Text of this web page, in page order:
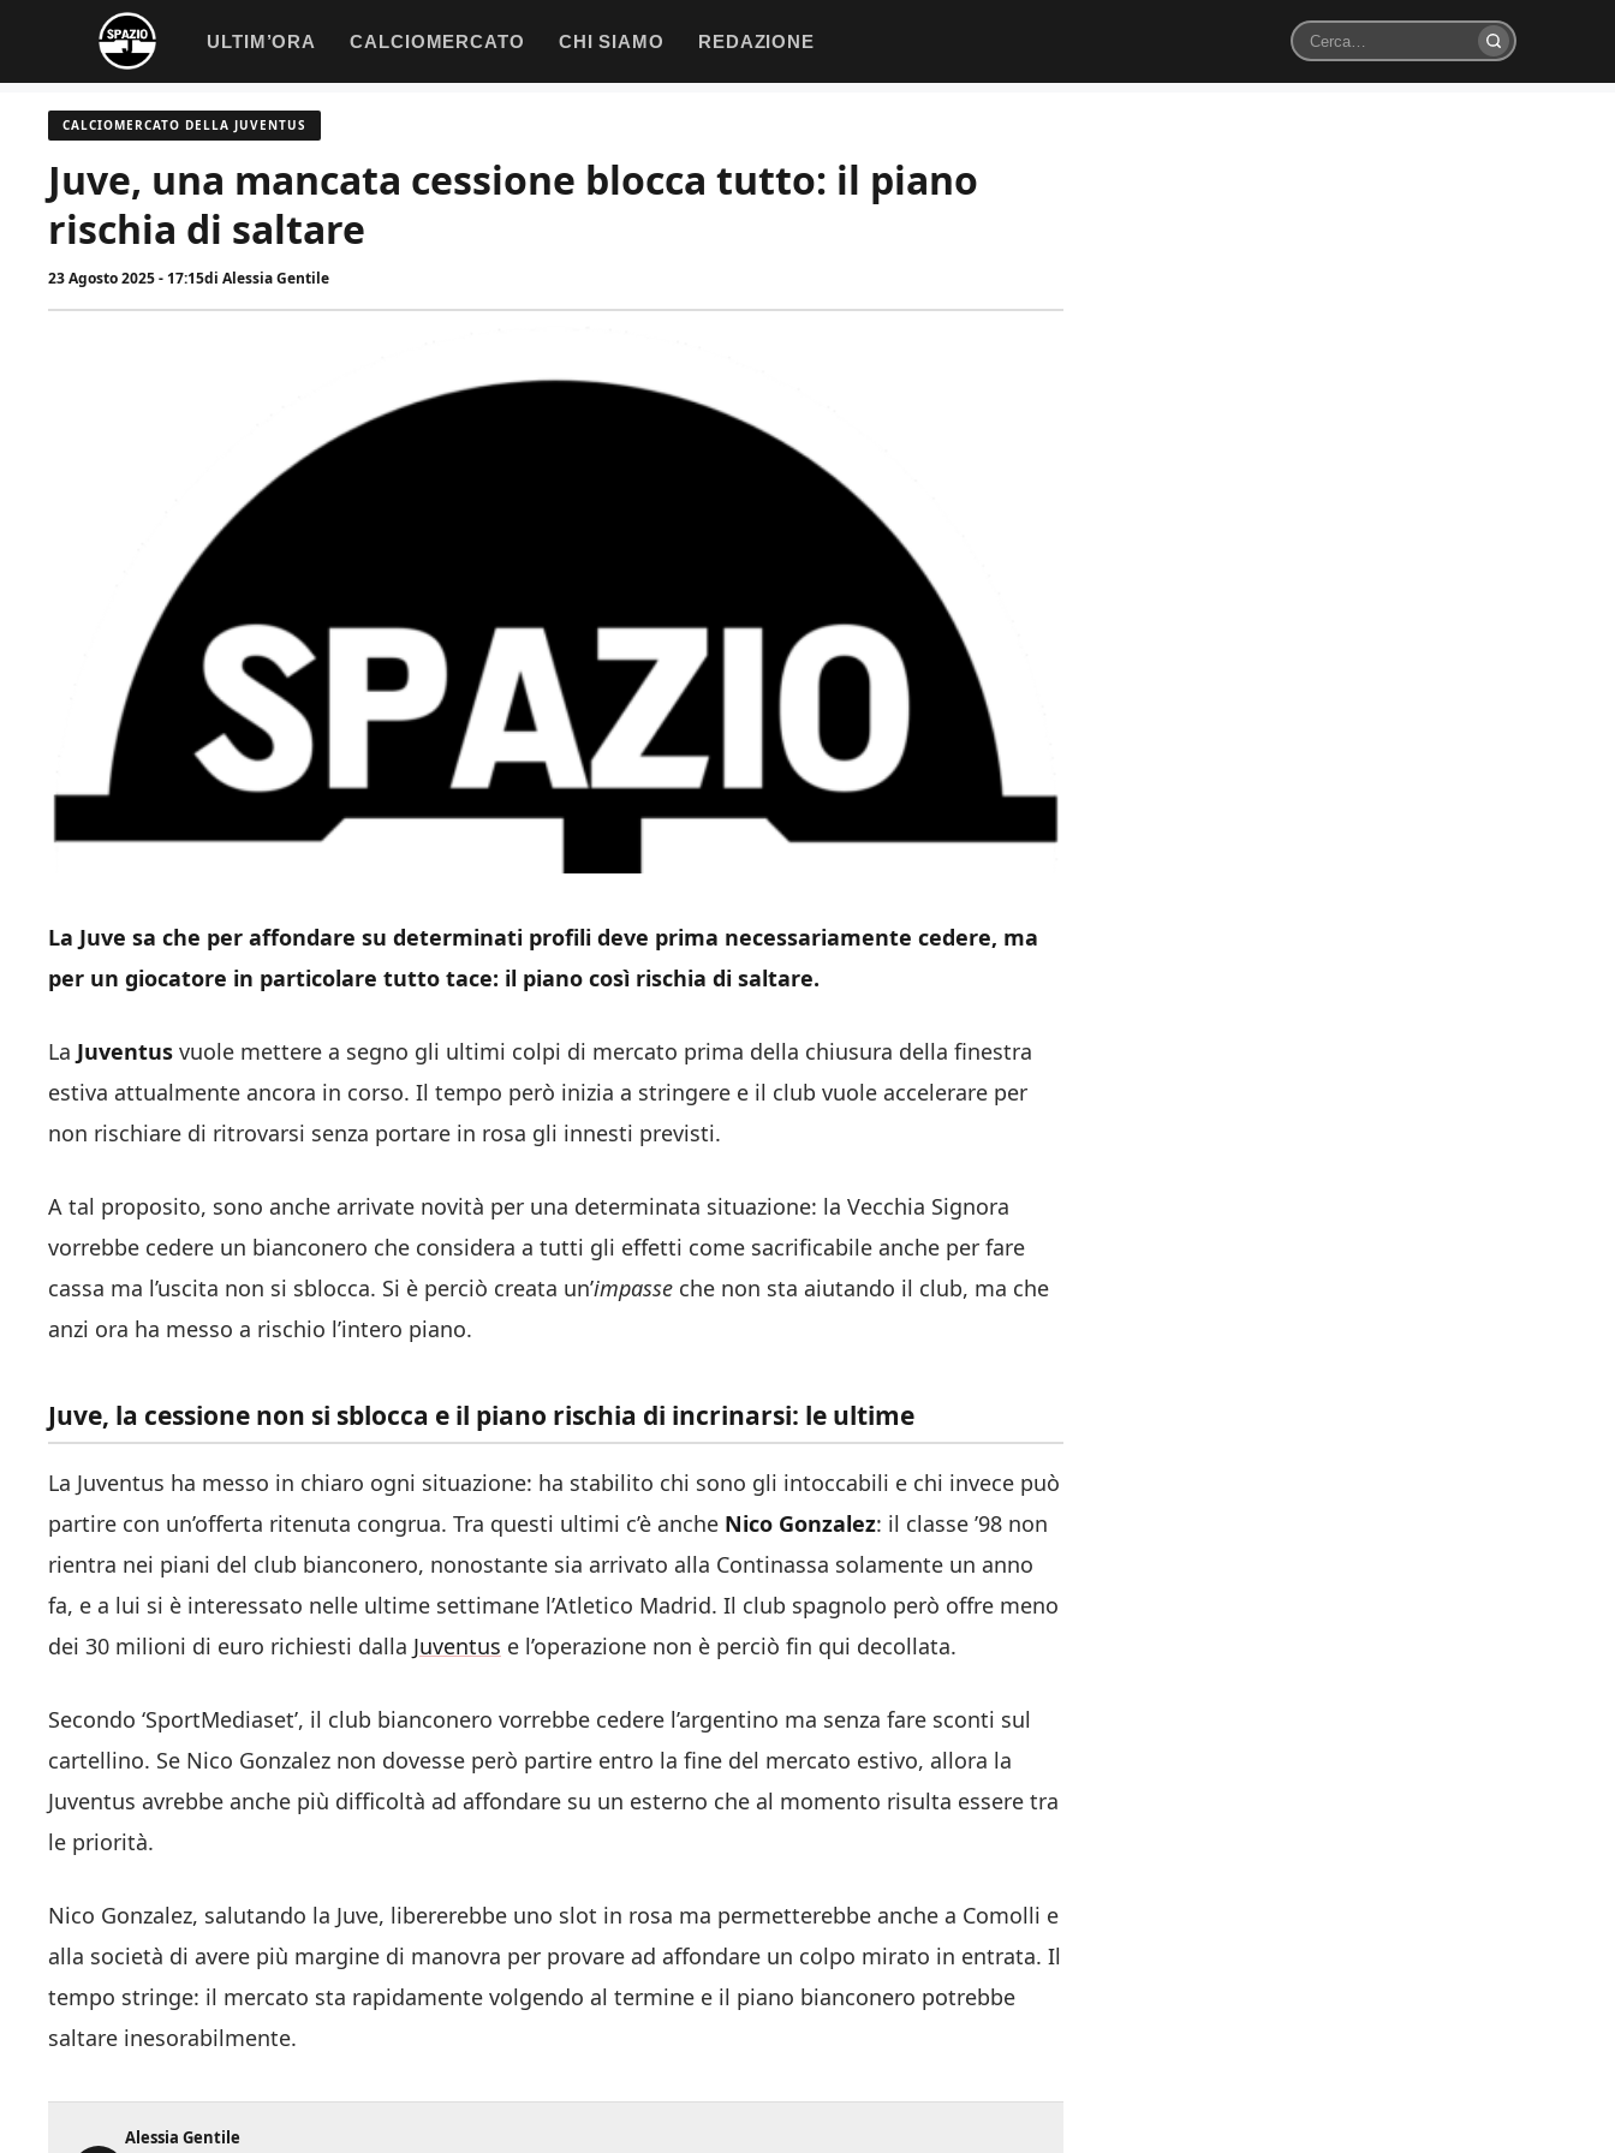
contenuto
ULTIM’ORA CALCIOMERCATO CHI SIAMO REDAZIONE
Cerca
CALCIOMERCATO DELLA JUVENTUS
Juve, una mancata cessione blocca tutto: il piano
rischia di saltare
23 Agosto 2025 - 17:15di Alessia Gentile
La Juve sa che per affondare su determinati profili deve prima necessariamente cedere, ma
per un giocatore in particolare tutto tace: il piano così rischia di saltare.
La Juventus vuole mettere a segno gli ultimi colpi di mercato prima della chiusura della finestra
estiva attualmente ancora in corso. Il tempo però inizia a stringere e il club vuole accelerare per
non rischiare di ritrovarsi senza portare in rosa gli innesti previsti.
A tal proposito, sono anche arrivate novità per una determinata situazione: la Vecchia Signora
vorrebbe cedere un bianconero che considera a tutti gli effetti come sacrificabile anche per fare
cassa ma l’uscita non si sblocca. Si è perciò creata un’impasse che non sta aiutando il club, ma che
anzi ora ha messo a rischio l’intero piano.
Juve, la cessione non si sblocca e il piano rischia di incrinarsi: le ultime
La Juventus ha messo in chiaro ogni situazione: ha stabilito chi sono gli intoccabili e chi invece può
partire con un’offerta ritenuta congrua. Tra questi ultimi c’è anche Nico Gonzalez: il classe ’98 non
rientra nei piani del club bianconero, nonostante sia arrivato alla Continassa solamente un anno
fa, e a lui si è interessato nelle ultime settimane l’Atletico Madrid. Il club spagnolo però offre meno
dei 30 milioni di euro richiesti dalla Juventus e l’operazione non è perciò fin qui decollata.
Secondo ‘SportMediaset’, il club bianconero vorrebbe cedere l’argentino ma senza fare sconti sul
cartellino. Se Nico Gonzalez non dovesse però partire entro la fine del mercato estivo, allora la
Juventus avrebbe anche più difficoltà ad affondare su un esterno che al momento risulta essere tra
le priorità.
Nico Gonzalez, salutando la Juve, libererebbe uno slot in rosa ma permetterebbe anche a Comolli e
alla società di avere più margine di manovra per provare ad affondare un colpo mirato in entrata. Il
tempo stringe: il mercato sta rapidamente volgendo al termine e il piano bianconero potrebbe
saltare inesorabilmente.
Alessia Gentile